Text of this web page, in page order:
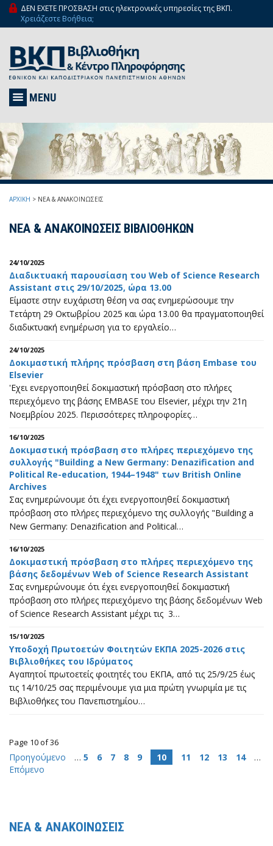
ΔΕΝ ΕΧΕΤΕ ΠΡΟΣΒΑΣΗ στις ηλεκτρονικές υπηρεσίες της ΒΚΠ.
Χρειάζεστε Βοήθεια;
MENU
ΑΡΧΙΚΗ > ΝΕΑ & ΑΝΑΚΟΙΝΩΣΕΙΣ
ΝΕΑ & ΑΝΑΚΟΙΝΩΣΕΙΣ ΒΙΒΛΙΟΘΗΚΩΝ
24/10/2025
Διαδικτυακή παρουσίαση του Web of Science Research
Assistant στις 29/10/2025, ώρα 13.00
Είμαστε στην ευχάριστη θέση να σας ενημερώσουμε την
Τετάρτη 29 Οκτωβρίου 2025 και ώρα 13.00 θα πραγματοποιηθεί
διαδικτυακή ενημέρωση για το εργαλείο…
24/10/2025
Δοκιμαστική πλήρης πρόσβαση στη βάση Embase του
Elsevier
'Eχει ενεργοποιηθεί δοκιμαστική πρόσβαση στο πλήρες
περιεχόμενο της βάσης EMBASE του Elsevier, μέχρι την 21η
Noεμβρίου 2025. Περισσότερες πληροφορίες…
16/10/2025
Δοκιμαστική πρόσβαση στo πλήρες περιεχόμενο της
συλλογής "Building a New Germany: Denazification and
Political Re-education, 1944–1948" των British Online
Archives
Σας ενημερώνουμε ότι έχει ενεργοποιηθεί δοκιμαστική
πρόσβαση στo πλήρες περιεχόμενο της συλλογής "Building a
New Germany: Denazification and Political…
16/10/2025
Δοκιμαστική πρόσβαση στo πλήρες περιεχόμενο της
βάσης δεδομένων Web of Science Research Assistant
Σας ενημερώνουμε ότι έχει ενεργοποιηθεί δοκιμαστική
πρόσβαση στo πλήρες περιεχόμενο της βάσης δεδομένων Web
of Science Research Assistant μέχρι τις 3…
15/10/2025
Υποδοχή Πρωτοετών Φοιτητών EKΠA 2025-2026 στις
Βιβλιοθήκες του Ιδρύματος
Αγαπητοί πρωτοετείς φοιτητές του ΕΚΠΑ, από τις 25/9/25 έως
τις 14/10/25 σας περιμένουμε για μια πρώτη γνωριμία με τις
Βιβλιοθήκες του Πανεπιστημίου…
Page 10 of 36
Προηγούμενο … 5 6 7 8 9 10 11 12 13 14
…
Επόμενο
ΝΕΑ & ΑΝΑΚΟΙΝΩΣΕΙΣ